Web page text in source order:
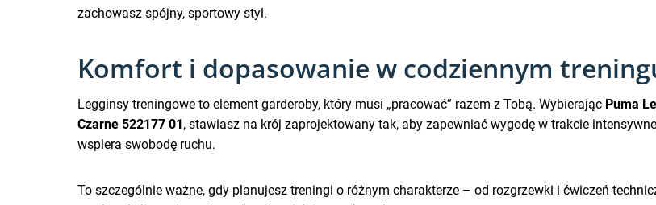
zachowasz spójny, sportowy styl.
Komfort i dopasowanie w codziennym
Legginsy treningowe to element garderoby, który musi „pracować” razem z Tobą. Wybierając Puma
Czarne 522177 01, stawiasz na krój zaprojektowany tak, aby zapewniać wygodę w trakcie
wspiera swobodę ruchu.
To szczególnie ważne, gdy planujesz treningi o różnym charakterze – od rozgrzewki i ćwiczeń